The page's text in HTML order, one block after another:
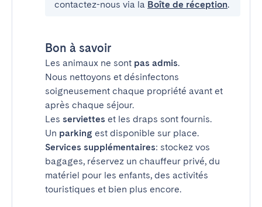
contactez-nous via la Boîte de réception.
Bon à savoir
Les animaux ne sont pas admis.
Nous nettoyons et désinfectons
soigneusement chaque propriété avant et
après chaque séjour.
Les serviettes et les draps sont fournis.
Un parking est disponible sur place.
Services supplémentaires: stockez vos
bagages, réservez un chauffeur privé, du
matériel pour les enfants, des activités
touristiques et bien plus encore.